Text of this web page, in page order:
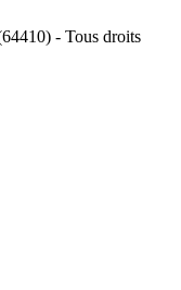
- Tous droits